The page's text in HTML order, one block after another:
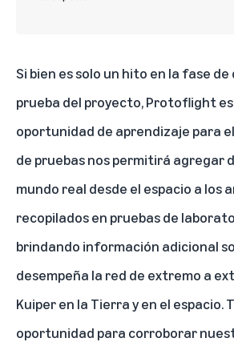
Si bien es solo un hito en la fase
prueba del proyecto, Protoflight
oportunidad de aprendizaje para
de pruebas nos permitirá agregar
mundo real desde el espacio a los
recopilados en pruebas de
brindando información adicional
desempeña la red de extremo a
Kuiper en la Tierra y en el espacio.
oportunidad para corroborar